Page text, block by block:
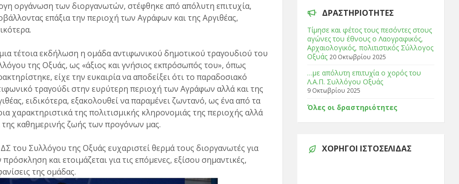
οργάνωση των διοργανωτών, στέφθηκε από απόλυτη επιτυχία,
επάξια την περιοχή των Αγράφων και της Αργιθέας,
τέτοια εκδήλωση η ομάδα αντιφωνικού δημοτικού τραγουδιού του
της Οξυάς, ως «άξιος και γνήσιος εκπρόσωπός του», όπως
είχε την ευκαιρία να αποδείξει ότι το παραδοσιακό
τραγούδι στην ευρύτερη περιοχή των Αγράφων αλλά και της
ειδικότερα, εξακολουθεί να παραμένει ζωντανό, ως ένα από τα
χαρακτηριστικά της πολιτισμικής κληρονομιάς της περιοχής αλλά
της καθημερινής ζωής των προγόνων μας.
του Συλλόγου της Οξυάς ευχαριστεί θερμά τους διοργανωτές για
πρόσκληση και ετοιμάζεται για τις επόμενες, εξίσου σημαντικές,
της ομάδας.
ΔΡΑΣΤΗΡΙΌΤΗΤΕΣ
Τίμησε και φέτος τους πεσόντες στους
αγώνες του έθνους ο Λαογραφικός,
Αρχαιολογικός, πολιτιστικός Σύλλογος
Οξυάς 20 Οκτωβρίου 2025
…με απόλυτη επιτυχία ο χορός του
Λ.Α.Π. Συλλόγου Οξυάς
9 Οκτωβρίου 2025
Όλες οι δραστηριότητες
ΧΟΡΗΓΟΊ ΙΣΤΟΣΕΛΊΔΑΣ